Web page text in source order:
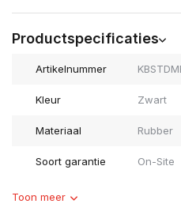
Productspecificaties
Artikelnummer
Kleur Zwart
Materiaal Rubber
Soort garantie On-Site
Toon meer